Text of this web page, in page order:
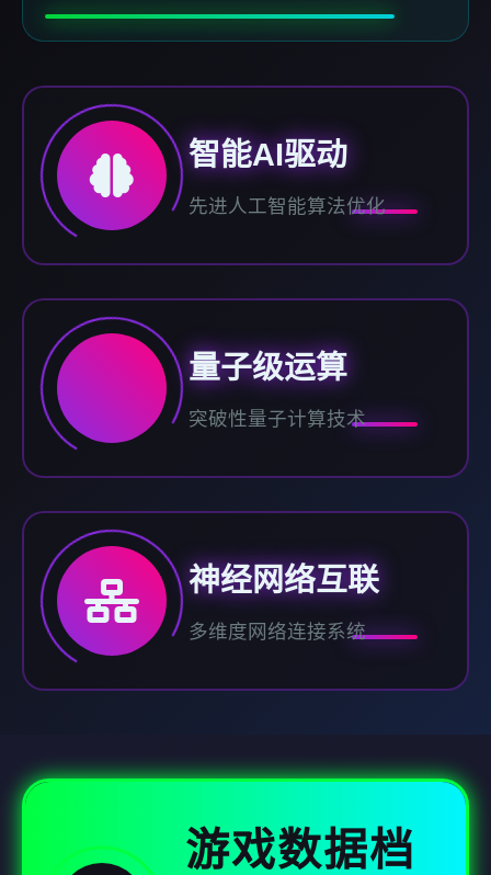
智能AI驱动
先进人工智能算法优化
量子级运算
突破性量子计算技术
神经网络互联
多维度网络连接系统
游戏数据档